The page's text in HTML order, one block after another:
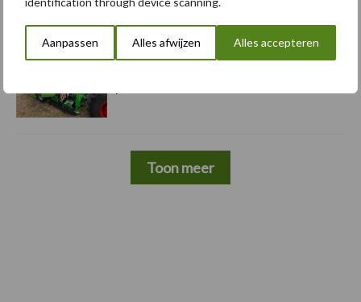
Aanpassen Alles afwijzen Alles accepteren
lat opnieuw hoger
Toon meer